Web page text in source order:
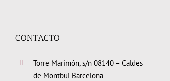
CONTACTO
Torre Marimón, s/n 08140 – Caldes
de Montbui Barcelona